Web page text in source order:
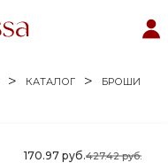
КАТАЛОГ
БРОШИ
427.42 руб.
170.97 руб.